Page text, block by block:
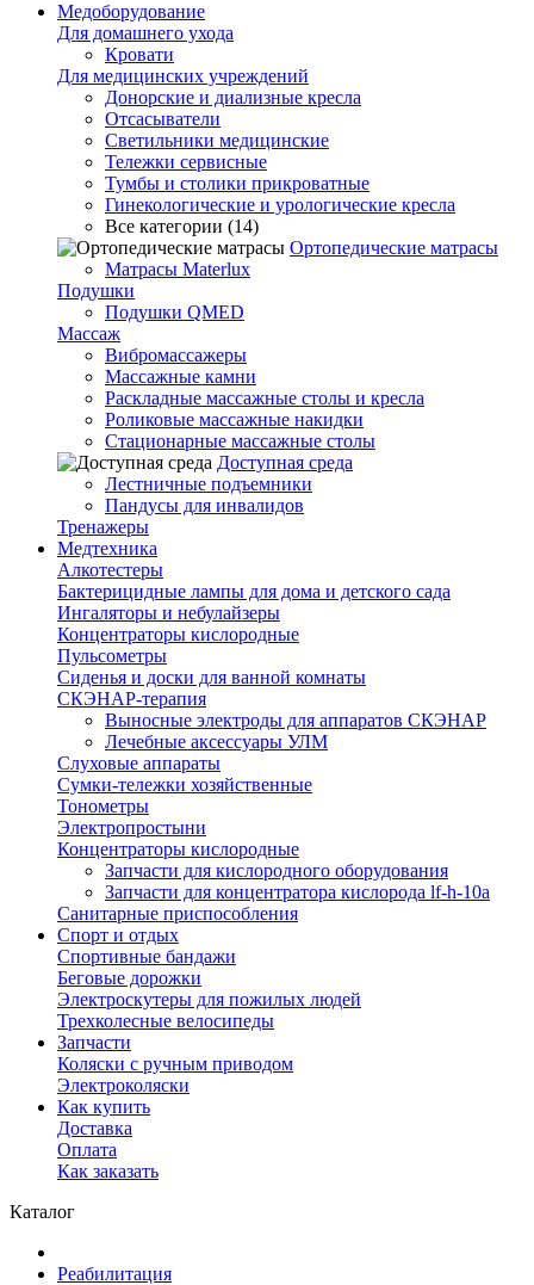
Медоборудование
Для домашнего ухода
Кровати
Для медицинских учреждений
Донорские и диализные кресла
Отсасыватели
Светильники медицинские
Тележки сервисные
Тумбы и столики прикроватные
Гинекологические и урологические кресла
Все категории (14)
Ортопедические матрасы
Матрасы Materlux
Подушки
Подушки QMED
Массаж
Вибромассажеры
Массажные камни
Раскладные массажные столы и кресла
Роликовые массажные накидки
Стационарные массажные столы
Доступная среда
Лестничные подъемники
Пандусы для инвалидов
Тренажеры
Mедтехника
Алкотестеры
Бактерицидные лампы для дома и детского сада
Ингаляторы и небулайзеры
Концентраторы кислородные
Пульсометры
Сиденья и доски для ванной комнаты
СКЭНАР-терапия
Выносные электроды для аппаратов СКЭНАР
Лечебные аксессуары УЛМ
Слуховые аппараты
Сумки-тележки хозяйственные
Тонометры
Электропростыни
Концентраторы кислородные
Запчасти для кислородного оборудования
Запчасти для концентратора кислорода lf-h-10a
Санитарные приспособления
Спорт и отдых
Спортивные бандажи
Беговые дорожки
Электроскутеры для пожилых людей
Трехколесные велосипеды
Запчасти
Коляски с ручным приводом
Электроколяски
Как купить
Доставка
Оплата
Как заказать
Каталог
Реабилитация